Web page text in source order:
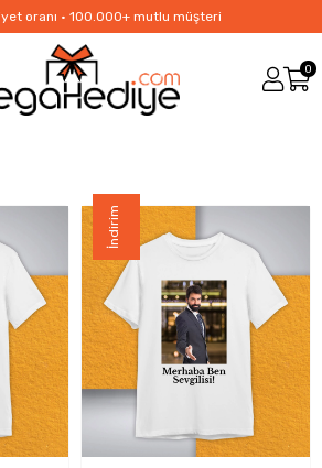
oranı • 100.000+ mutlu müşteri
0
İndirim